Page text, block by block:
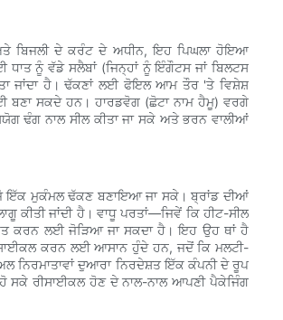
ਬਿਜਲੀ ਦੇ ਕਰੰਟ ਦੇ ਅਧੀਨ, ਇਹ ਪਿਘਲਾ ਹੋਇਆ
ਨੂੰ ਵੱਡੇ ਸਲੈਬਾਂ (ਜਿਨ੍ਹਾਂ ਨੂੰ ਇੰਗੌਟਸ ਜਾਂ ਬਿਲਟਸ
ਜਾਂਦਾ ਹੈ। ਢੱਕਣਾਂ ਲਈ ਫੋਇਲ ਆਮ ਤੌਰ 'ਤੇ ਵਿਸ਼ੇਸ਼
ਸਕਦੇ ਹਨ। ਹਾਰਡਵੋਗ (ਛੋਟਾ ਨਾਮ ਹੈਮੂ) ਵਰਗੇ
ਢੰਗ ਨਾਲ ਸੀਲ ਕੀਤਾ ਜਾ ਸਕੇ ਅਤੇ ਭਰਨ ਵਾਲੀਆਂ
ਮੁਕੰਮਲ ਢੱਕਣ ਬਣਾਇਆ ਜਾ ਸਕੇ। ਬ੍ਰਾਂਡ ਦੀਆਂ
ਜਾਂਦੀ ਹੈ। ਵਾਧੂ ਪਰਤਾਂ—ਜਿਵੇਂ ਕਿ ਹੀਟ-ਸੀਲ
ਕਰਨ ਲਈ ਜੋੜਿਆ ਜਾ ਸਕਦਾ ਹੈ। ਇਹ ਉਹ ਥਾਂ ਹੈ
ਕਰਨ ਲਈ ਆਸਾਨ ਹੁੰਦੇ ਹਨ, ਜਦੋਂ ਕਿ ਮਲਟੀ-
ਨਿਰਮਾਤਾਵਾਂ ਦੁਆਰਾ ਨਿਰਦੇਸ਼ਤ ਇੱਕ ਕੰਪਨੀ ਦੇ ਰੂਪ
ਸਕੇ ਰੀਸਾਈਕਲ ਹੋਣ ਦੇ ਨਾਲ-ਨਾਲ ਆਪਣੀ ਪੈਕੇਜਿੰਗ